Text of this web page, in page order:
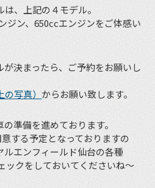
、上記の４モデル。
ジン、650ccエンジンをご体感い
決まったら、ご予約をお願いし
写真） からお願い致します。
準備を進めております。
する予定となっておりますの
エンフィールド仙台の各種
ックをしておいてくださいね〜